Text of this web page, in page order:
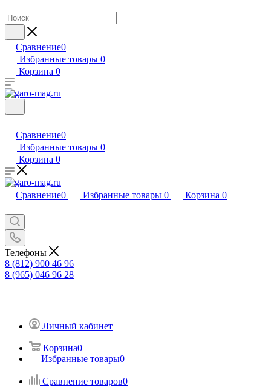
Сравнение0
Избранные товары 0
Корзина 0
Сравнение0
Избранные товары 0
Корзина 0
Сравнение0 Избранные товары 0 Корзина 0
Телефоны
8 (812) 900 46 96
8 (965) 046 96 28
Личный кабинет
Корзина0
Избранные товары0
Сравнение товаров0